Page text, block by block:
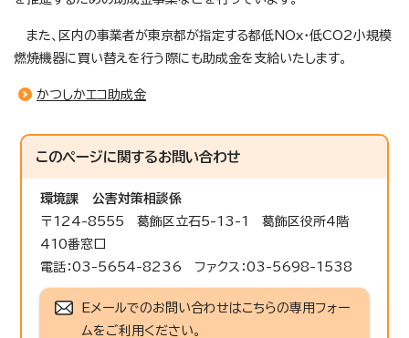
また、区内の事業者が東京都が指定する都低NOx・低CO2小規模
燃焼機器に買い替えを行う際にも助成金を支給いたします。
かつしかエコ助成金
このページに関するお問い合わせ
環境課
公害対策相談係
〒124-8555 葛飾区立石5-13-1 葛飾区役所4階
410番窓口
電話：03-5654-8236 ファクス：03-5698-1538
Eメールでのお問い合わせはこちらの専用フォー
ムをご利用ください。